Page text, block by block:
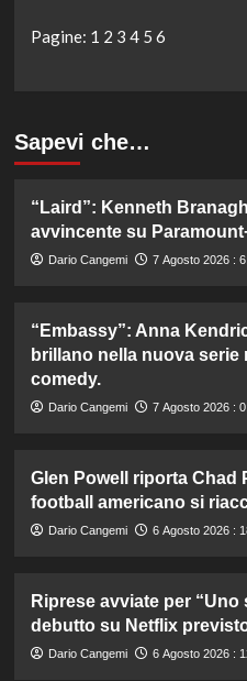
Pagine: 1 2 3 4 5 6
Sapevi che…
“Laird”: Kenneth
avvincente su
Dario Cangemi 7 Agosto 2026 :
“Embassy”: Anna
brillano nella nuova serie
comedy.
Dario Cangemi 7 Agosto 2026 :
Glen Powell riporta Chad
football americano si
Dario Cangemi 6 Agosto 2026 :
Riprese avviate per
debutto su Netflix
Dario Cangemi 6 Agosto 2026 :